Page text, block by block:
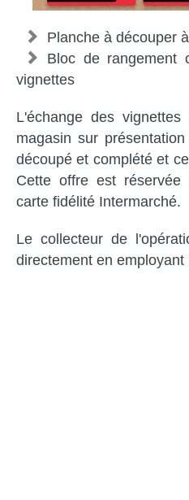
Planche à découper
Bloc de rangement
vignettes
L'échange des
magasin sur
découpé et complété et
Cette offre est
carte fidélité Intermarché.
Le collecteur de
directement en